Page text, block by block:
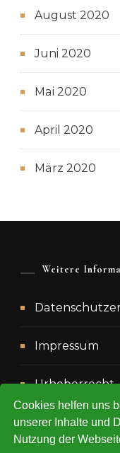
Cookies helfen uns
unserer Inhalte und
Nutzung der
August 2020
Juni 2020
Mai 2020
April 2020
März 2020
Weitere
Impressum
Urheberrecht